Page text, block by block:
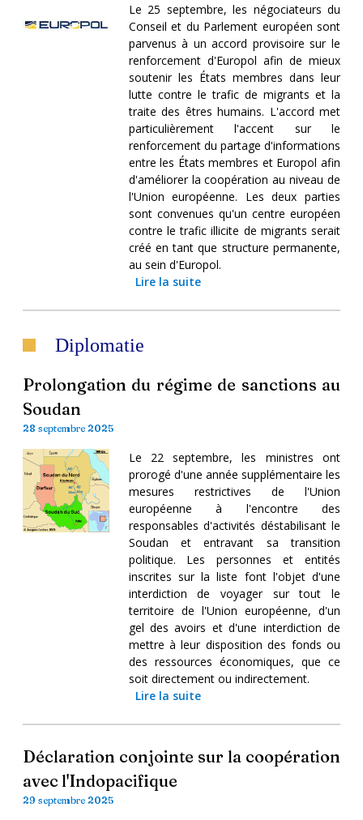
Le 25 septembre, les négociateurs du
Conseil et du Parlement européen sont
parvenus à un accord provisoire sur le
renforcement d'Europol afin de mieux
soutenir les États membres dans leur
lutte contre le trafic de migrants et la
traite des êtres humains. L'accord met
particulièrement l'accent sur le
renforcement du partage d'informations
entre les États membres et Europol afin
d'améliorer la coopération au niveau de
l'Union européenne. Les deux parties
sont convenues qu'un centre européen
contre le trafic illicite de migrants serait
créé en tant que structure permanente,
au sein d'Europol.
Lire la suite
Diplomatie
Prolongation du régime de sanctions au
Soudan
28 septembre 2025
Le 22 septembre, les ministres ont
prorogé d'une année supplémentaire les
mesures restrictives de l'Union
européenne à l'encontre des
responsables d'activités déstabilisant le
Soudan et entravant sa transition
politique. Les personnes et entités
inscrites sur la liste font l'objet d'une
interdiction de voyager sur tout le
territoire de l'Union européenne, d'un
gel des avoirs et d'une interdiction de
mettre à leur disposition des fonds ou
des ressources économiques, que ce
soit directement ou indirectement.
Lire la suite
Déclaration conjointe sur la coopération
avec l'Indopacifique
29 septembre 2025